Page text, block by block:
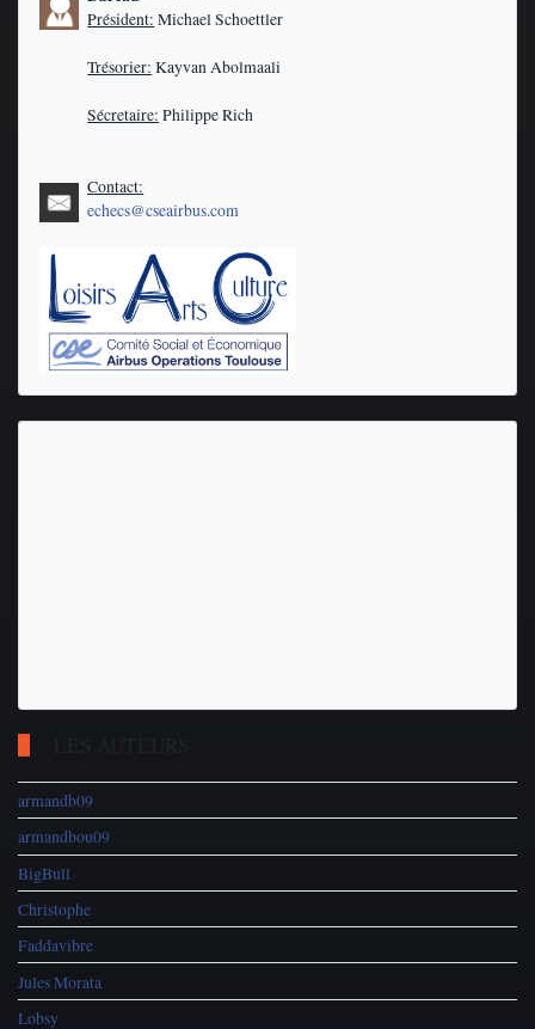
Président: Michael Schoettler
Trésorier: Kayvan Abolmaali
Sécretaire: Philippe Rich
Contact:
echecs@cseairbus.com
armandb09
armandbou09
BigBull
Christophe
Faddavibre
Jules Morata
Lobsy